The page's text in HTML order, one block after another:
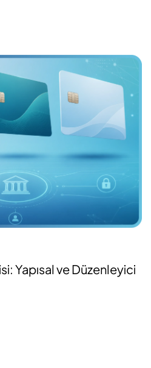
Yapısal ve Düzenleyici